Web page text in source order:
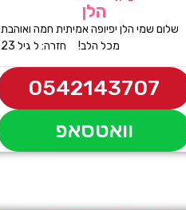
הלן
שלום שמי הלן יפיופה אמיתית חמה ואוהבת
מכל הלב! חזרה: ל גיל 23
0542143707
וואטסאפ